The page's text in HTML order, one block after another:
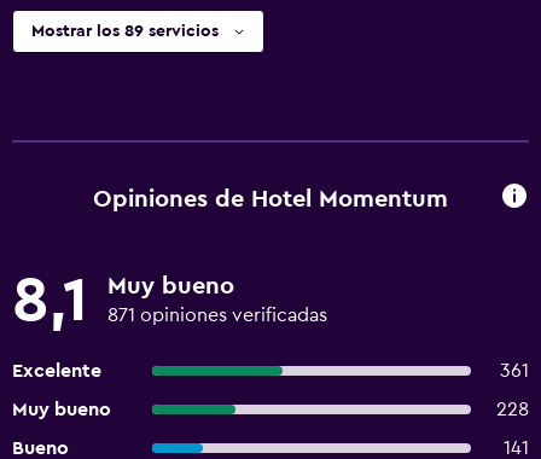
Mostrar los 89 servicios
Opiniones de Hotel Momentum
8,1 Muy bueno
871 opiniones verificadas
Excelente
361
Muy bueno
228
Bueno
141